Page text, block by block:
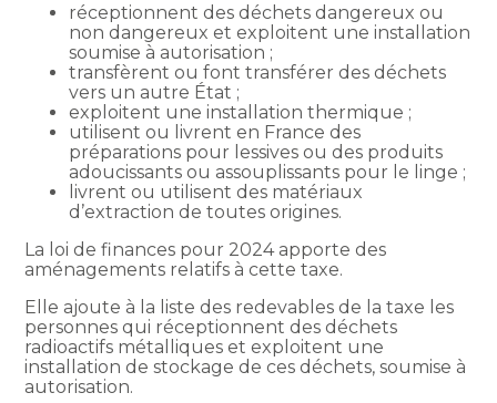
réceptionnent des déchets dangereux ou
non dangereux et exploitent une installation
soumise à autorisation ;
transfèrent ou font transférer des déchets
vers un autre État ;
exploitent une installation thermique ;
utilisent ou livrent en France des
préparations pour lessives ou des produits
adoucissants ou assouplissants pour le linge ;
livrent ou utilisent des matériaux
d’extraction de toutes origines.
La loi de finances pour 2024 apporte des
aménagements relatifs à cette taxe.
Elle ajoute à la liste des redevables de la taxe les
personnes qui réceptionnent des déchets
radioactifs métalliques et exploitent une
installation de stockage de ces déchets, soumise à
autorisation.